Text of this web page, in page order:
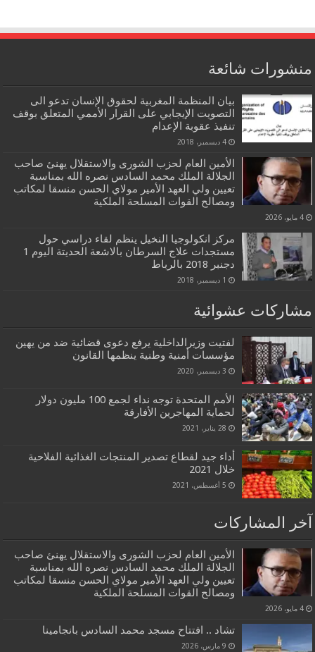
منشورات شائعة
بيان المنظمة المغربية لحقوق الإنسان تدعو الى
التصويت الإيجابي على القرار الأممي المتعلق بوقف
تنفيذ عقوبة الإعدام
4 ديسمبر، 2018
الأمين العام لحزب الشورى والاستقلال يهنئ صاحب
الجلالة الملك محمد السادس نصره الله بمناسبة
تعيين ولي العهد الأمير مولاي الحسن منسقا لمكاتب
ومصالح القوات المسلحة الملكية
4 مايو، 2026
مركز انكولوجيا النخيل ينظم لقاء دراسي حول
مستجدات علاج السرطان بالاشعة الحديتة اليوم 1
دجنبر 2018 بالرباط
1 ديسمبر، 2018
مشاركات عشوائية
لفتيت وزيرالداخلية يرفع دعوى قضائية ضد من يهين
مؤسسات أمنية وطنية ينظمها القانون
3 ديسمبر، 2020
الأمم المتحدة توجه نداء لجمع 100 مليون دولار
لحماية المهاجرين الأفارقة
28 يناير، 2021
أداء جيد لقطاع تصدير المنتجات الغذائية الفلاحية
خلال 2021
5 أغسطس، 2021
آخر المشاركات
الأمين العام لحزب الشورى والاستقلال يهنئ صاحب
الجلالة الملك محمد السادس نصره الله بمناسبة
تعيين ولي العهد الأمير مولاي الحسن منسقا لمكاتب
ومصالح القوات المسلحة الملكية
4 مايو، 2026
تشاد .. افتتاح مسجد محمد السادس بانجامينا
9 مارس، 2026